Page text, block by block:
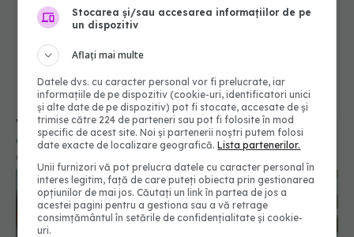
Vitamina A poate slăbi imunitatea împotriva
cancerului
08 ian 2026, 14:18
Stocarea și/sau accesarea informațiilor de pe
un dispozitiv
Aflați mai multe
Datele dvs. cu caracter personal vor fi prelucrate, iar
informațiile de pe dispozitiv (cookie-uri, identificatori unici
și alte date de pe dispozitiv) pot fi stocate, accesate de și
trimise către 224 de parteneri sau pot fi folosite în mod
specific de acest site. Noi și partenerii noștri putem folosi
date exacte de localizare geografică.Lista partenerilor.
Unii furnizori vă pot prelucra datele cu caracter personal în
interes legitim, față de care puteți obiecta prin gestionarea
opțiunilor de mai jos. Căutați un link în partea de jos a
acestei pagini pentru a gestiona sau a vă retrage
consimțământul în setările de confidențialitate și cookie-
uri.